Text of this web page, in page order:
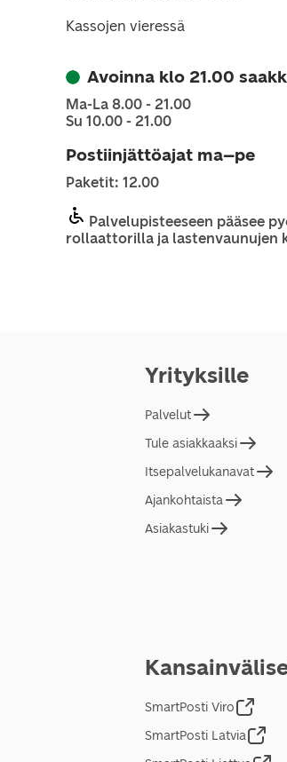
Kassojen vieressä
Avoinna klo 21.00
Ma-La 8.00 - 21.00
Su 10.00 - 21.00
Postiinjättöajat ma–pe
Paketit: 12.00
Palvelupisteeseen pääsee
rollaattorilla ja lastenvaunujen
Yrityksille
Palvelut
Tule asiakkaaksi
Itsepalvelukanavat
Ajankohtaista
Asiakastuki
SmartPosti Viro
SmartPosti Latvia